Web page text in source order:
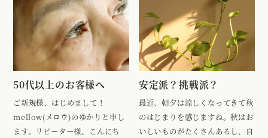
50代以上のお客様へ
ご新規様、はじめまして！
mellow(メロウ)のゆかりと申し
ます。リピーター様、こんにち
安定派？挑戦派？
最近、朝夕は涼しくなってきて秋
のはじまりを感じますね。秋はお
いしいものがたくさんあるし、自